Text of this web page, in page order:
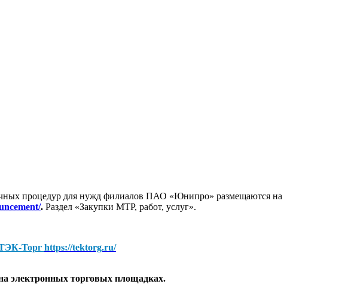
процедур для нужд филиалов ПАО «Юнипро» размещаются на
. Раздел «Закупки МТР, работ, услуг».
Торг https://tektorg.ru/
электронных торговых площадках.